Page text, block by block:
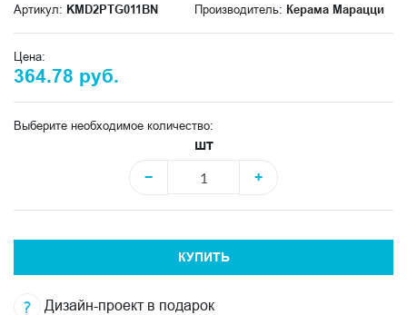
Артикул: KMD2PTG011BN Производитель: Керама Марацци
Цена:
364.78 руб.
Выберите необходимое количество:
шт
−
+
КУПИТЬ
Дизайн-проект в подарок